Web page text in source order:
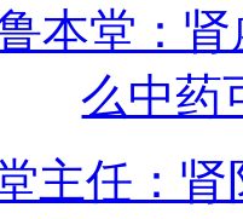
堂：肾
么中药
任：肾